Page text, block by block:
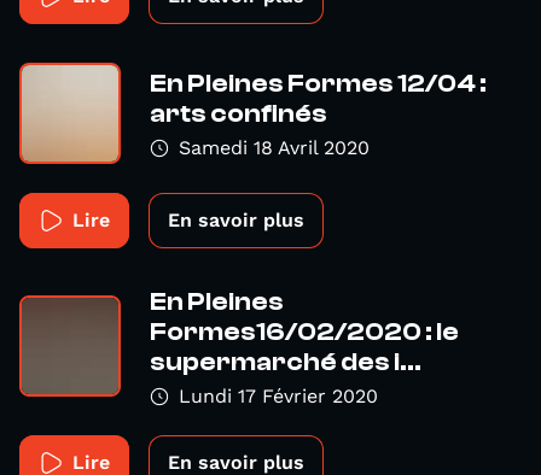
En Pleines Formes 12/04 :
arts confinés
Samedi 18 Avril 2020
Lire En savoir plus
En Pleines
Formes16/02/2020 : le
supermarché des i...
Lundi 17 Février 2020
Lire En savoir plus